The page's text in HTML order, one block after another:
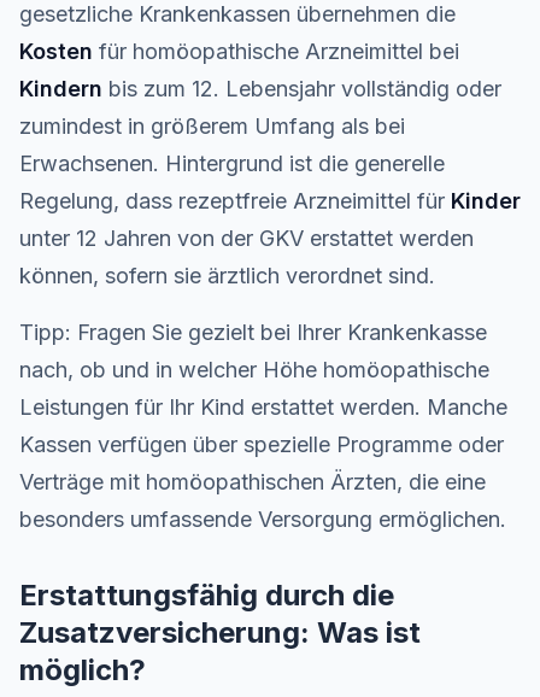
gesetzliche Krankenkassen übernehmen die
Kosten für homöopathische Arzneimittel bei
Kindern bis zum 12. Lebensjahr vollständig oder
zumindest in größerem Umfang als bei
Erwachsenen. Hintergrund ist die generelle
Regelung, dass rezeptfreie Arzneimittel für Kinder
unter 12 Jahren von der GKV erstattet werden
können, sofern sie ärztlich verordnet sind.
Tipp: Fragen Sie gezielt bei Ihrer Krankenkasse
nach, ob und in welcher Höhe homöopathische
Leistungen für Ihr Kind erstattet werden. Manche
Kassen verfügen über spezielle Programme oder
Verträge mit homöopathischen Ärzten, die eine
besonders umfassende Versorgung ermöglichen.
Erstattungsfähig durch die
Zusatzversicherung: Was ist
möglich?